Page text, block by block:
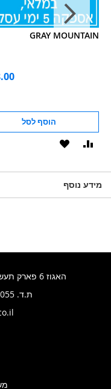
GRAY MOUNTAIN
הוסף לסל
הוסף
מידע נוסף
האגוז 6 פארק תעשיות חבל מודיעין (בתאום מראש)
ת.ד. 56055, תל אביב 6156001